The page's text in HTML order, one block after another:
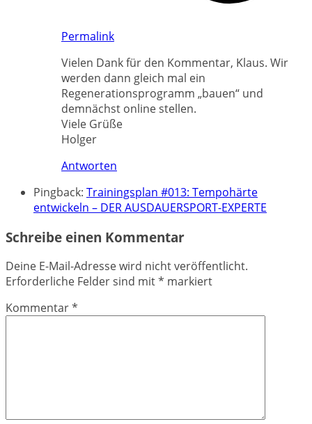
Permalink
Vielen Dank für den Kommentar, Klaus. Wir
werden dann gleich mal ein
Regenerationsprogramm „bauen“ und
demnächst online stellen.
Viele Grüße
Holger
Antworten
Pingback: Trainingsplan #013: Tempohärte
entwickeln – DER AUSDAUERSPORT-EXPERTE
Schreibe einen Kommentar
Deine E-Mail-Adresse wird nicht veröffentlicht.
Erforderliche Felder sind mit* markiert
Kommentar*